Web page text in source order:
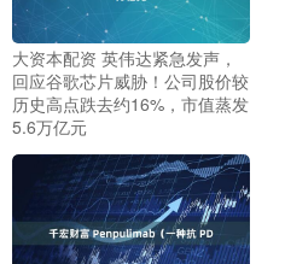
大资本配资 英伟达紧急发声，
回应谷歌芯片威胁！公司股价较
历史高点跌去约16%，市值蒸发
5.6万亿元